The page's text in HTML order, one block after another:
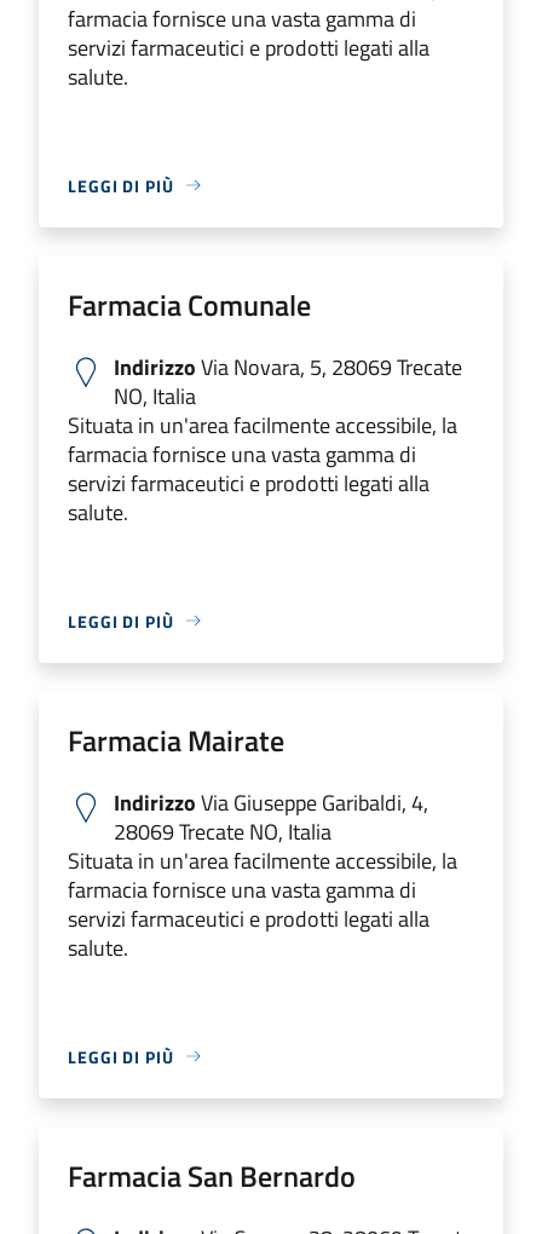
farmacia fornisce una vasta gamma di
servizi farmaceutici e prodotti legati alla
salute.
LEGGI DI PIÙ
Farmacia Comunale
IndirizzoVia Novara, 5, 28069 Trecate
NO, Italia
Situata in un'area facilmente accessibile, la
farmacia fornisce una vasta gamma di
servizi farmaceutici e prodotti legati alla
salute.
LEGGI DI PIÙ
Farmacia Mairate
IndirizzoVia Giuseppe Garibaldi, 4,
28069 Trecate NO, Italia
Situata in un'area facilmente accessibile, la
farmacia fornisce una vasta gamma di
servizi farmaceutici e prodotti legati alla
salute.
LEGGI DI PIÙ
Farmacia San Bernardo